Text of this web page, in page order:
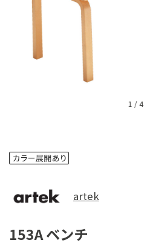
1 /4
artek
153A ベンチ